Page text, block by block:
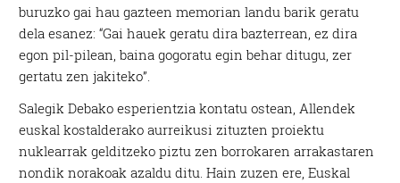
buruzko gai hau gazteen memorian landu barik geratu
dela esanez: “Gai hauek geratu dira bazterrean, ez dira
egon pil-pilean, baina gogoratu egin behar ditugu, zer
gertatu zen jakiteko”.
Salegik Debako esperientzia kontatu ostean, Allendek
euskal kostalderako aurreikusi zituzten proiektu
nuklearrak gelditzeko piztu zen borrokaren arrakastaren
nondik norakoak azaldu ditu. Hain zuzen ere, Euskal